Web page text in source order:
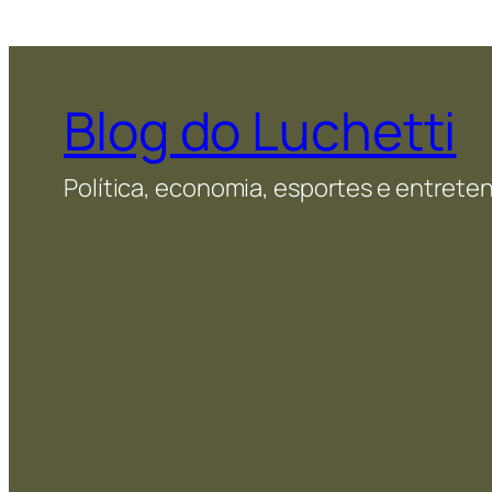
Blog do Luchetti
Política, economia, esportes e